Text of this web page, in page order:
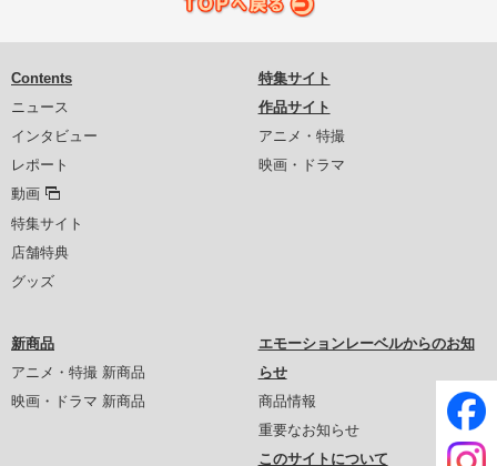
Contents
ニュース
インタビュー
レポート
動画
特集サイト
店舗特典
グッズ
特集サイト
作品サイト
アニメ・特撮
映画・ドラマ
新商品
アニメ・特撮 新商品
映画・ドラマ 新商品
エモーションレーベルからのお知
らせ
商品情報
重要なお知らせ
このサイトについて